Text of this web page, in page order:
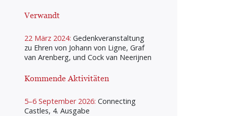
Verwandt
22 März 2024: Gedenkveranstaltung
zu Ehren von Johann von Ligne, Graf
van Arenberg, und Cock van Neerijnen
Kommende Aktivitäten
5–6 September 2026: Connecting
Castles, 4. Ausgabe